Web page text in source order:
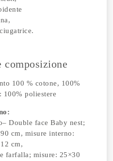
composizione
100 % cotone, 100%
poliestere
Double face Baby nest;
cm, misure interno:
cm,
farfalla; misure: 25×30